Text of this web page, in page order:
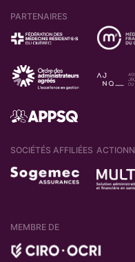
PARTENAIRES
SOCIÉTÉS AFFILIÉES
MEMBRE DE